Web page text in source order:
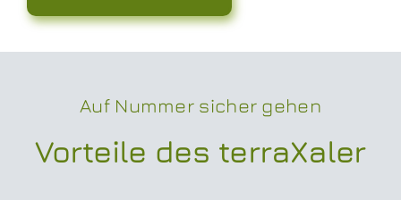
Auf Nummer sicher gehen
Vorteile des terraXaler